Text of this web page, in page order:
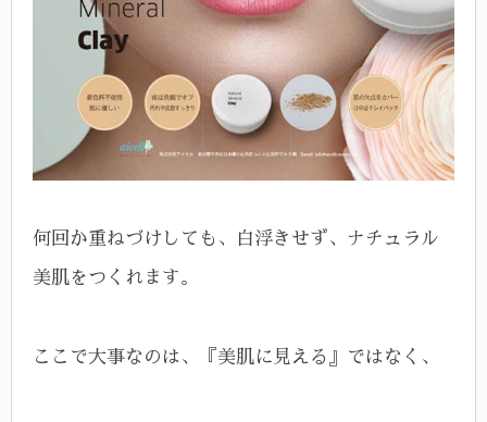
何回か重ねづけしても、白浮きせず、ナチュラル
美肌をつくれます。
ここで大事なのは、『美肌に見える』ではなく、